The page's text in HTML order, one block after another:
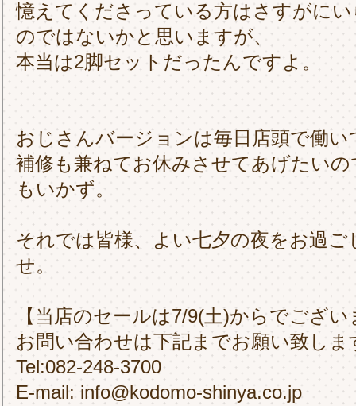
憶えてくださっている方はさすがに
のではないかと思いますが、
本当は2脚セットだったんですよ。
おじさんバージョンは毎日店頭で働
補修も兼ねてお休みさせてあげたい
もいかず。
それでは皆様、よい七夕の夜をお過
せ。
【当店のセールは7/9(土)からでござい
お問い合わせは下記までお願い致しま
Tel:082-248-3700
E-mail: info@kodomo-shinya.co.jp